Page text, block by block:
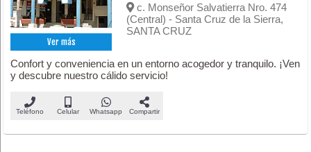
Ver más
c. Monseñor Salvatierra Nro. 474
(Central) - Santa Cruz de la Sierra,
SANTA CRUZ
Confort y conveniencia en un entorno acogedor y tranquilo. ¡Ven
y descubre nuestro cálido servicio!
Teléfono Celular Whatsapp Compartir